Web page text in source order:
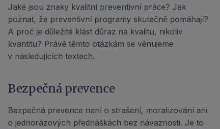
Jaké jsou znaky kvalitní preventivní práce? Jak
poznat, že preventivní programy skutečně pomáhají?
A proč je důležité klást důraz na kvalitu, nikoliv
kvantitu? Právě těmto otázkám se věnujeme
v následujících textech.
Bezpečná prevence
Bezpečná prevence není o strašení, moralizování ani
o jednorázových přednáškách bez návaznosti. Je to